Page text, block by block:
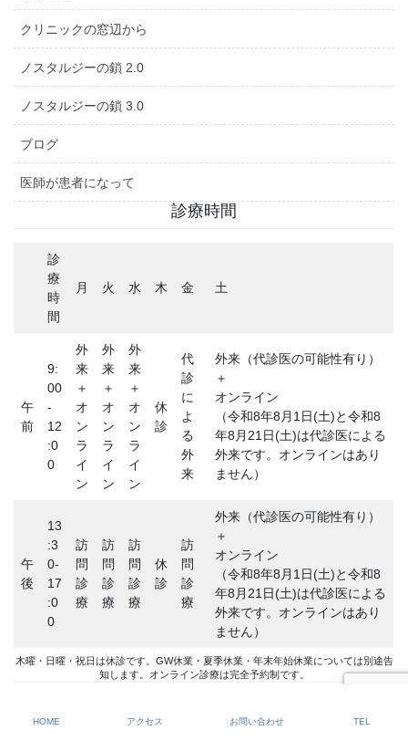
クリニックの窓辺から
ノスタルジーの鎖 2.0
ノスタルジーの鎖 3.0
ブログ
医師が患者になって
診療時間
診
療
時
間
月 火 水 木 金 土
午
前
9:
00
-
12
:0
0
外
来
＋
オ
ン
ラ
イ
ン
外
来
＋
オ
ン
ラ
イ
ン
外
来
＋
オ
ン
ラ
イ
ン
休
診
代
診
に
よ
る
外
来
外来（代診医の可能性有り）
＋
オンライン
（令和8年8月1日(土)と令和8
年8月21日(土)は代診医による
外来です。オンラインはあり
ません）
午
後
13
:3
0-
17
:0
0
訪
問
診
療
訪
問
診
療
訪
問
診
療
休
診
訪
問
診
療
外来（代診医の可能性有り）
＋
オンライン
（令和8年8月1日(土)と令和8
年8月21日(土)は代診医による
外来です。オンラインはあり
ません）
木曜・日曜・祝日は休診です。GW休業・夏季休業・年末年始休業については別途告
知します。オンライン診療は完全予約制です。
HOME アクセス お問い合わせ TEL